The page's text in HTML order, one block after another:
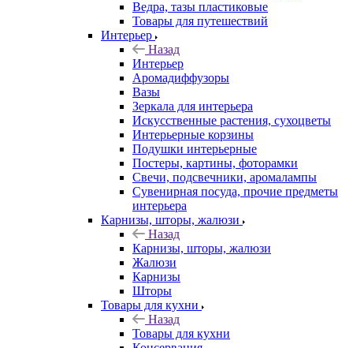
Ведра, тазы пластиковые
Товары для путешествий
Интерьер
Назад
Интерьер
Аромадиффузоры
Вазы
Зеркала для интерьера
Искусственные растения, сухоцветы
Интерьерные корзины
Подушки интерьерные
Постеры, картины, фоторамки
Свечи, подсвечники, аромалампы
Сувенирная посуда, прочие предметы
интерьера
Карнизы, шторы, жалюзи
Назад
Карнизы, шторы, жалюзи
Жалюзи
Карнизы
Шторы
Товары для кухни
Назад
Товары для кухни